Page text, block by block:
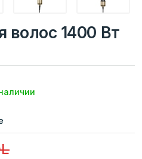
волос 1400 Вт